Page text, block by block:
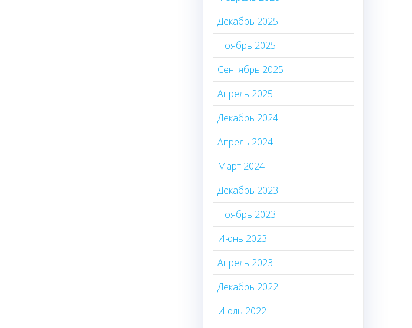
Декабрь 2025
Ноябрь 2025
Сентябрь 2025
Апрель 2025
Декабрь 2024
Апрель 2024
Март 2024
Декабрь 2023
Ноябрь 2023
Июнь 2023
Апрель 2023
Декабрь 2022
Июль 2022